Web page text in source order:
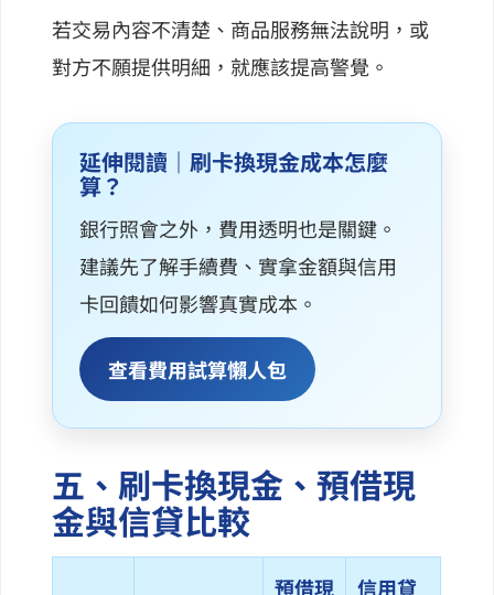
若交易內容不清楚、商品服務無法說明，或
對方不願提供明細，就應該提高警覺。
延伸閱讀｜刷卡換現金成本怎麼
算？
銀行照會之外，費用透明也是關鍵。
建議先了解手續費、實拿金額與信用
卡回饋如何影響真實成本。
查看費用試算懶人包
五、刷卡換現金、預借現
金與信貸比較
預借現 信用貸